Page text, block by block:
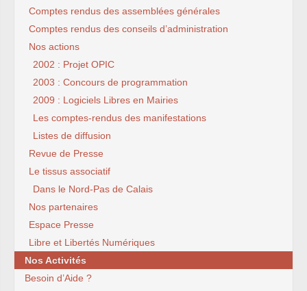
Comptes rendus des assemblées générales
Comptes rendus des conseils d’administration
Nos actions
2002 : Projet OPIC
2003 : Concours de programmation
2009 : Logiciels Libres en Mairies
Les comptes-rendus des manifestations
Listes de diffusion
Revue de Presse
Le tissus associatif
Dans le Nord-Pas de Calais
Nos partenaires
Espace Presse
Libre et Libertés Numériques
Nos Activités
Besoin d’Aide ?